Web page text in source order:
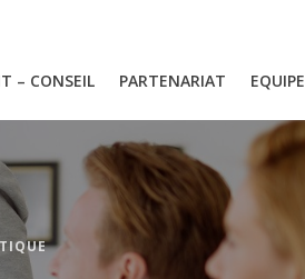
– CONSEIL PARTENARIAT EQUIPE